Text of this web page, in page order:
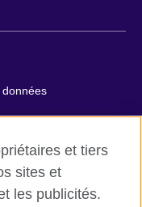
données
et tiers
sites et
les publicités.